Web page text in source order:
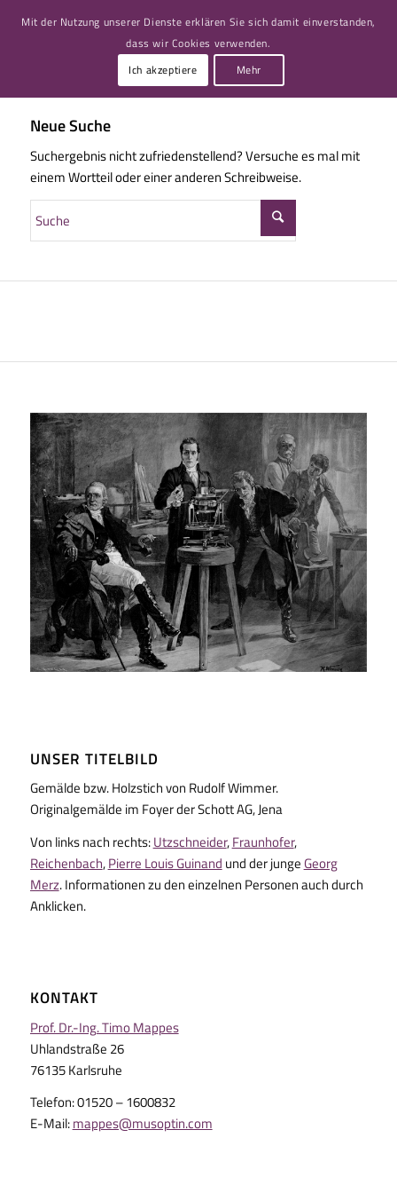
Neue Suche
Suchergebnis nicht zufriedenstellend? Versuche es mal mit
einem Wortteil oder einer anderen Schreibweise.
UNSER TITELBILD
Gemälde bzw. Holzstich von Rudolf Wimmer.
Originalgemälde im Foyer der Schott AG, Jena
Von links nach rechts:Utzschneider,Fraunhofer,
Reichenbach,Pierre Louis Guinand und der jungeGeorg
Merz. Informationen zu den einzelnen Personen auch durch
Anklicken.
KONTAKT
Prof. Dr.-Ing. Timo Mappes
Uhlandstraße 26
76135 Karlsruhe
Telefon: 01520 – 1600832
E-Mail:mappes@musoptin.com
Mit der Nutzung unserer Dienste erklären Sie sich damit einverstanden,
dass wir Cookies verwenden.
Ich akzeptiere
Mehr